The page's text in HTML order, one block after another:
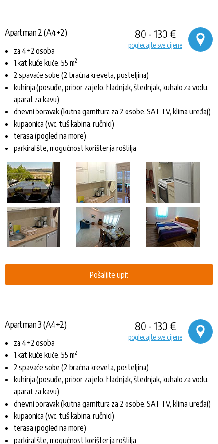
80 - 130 €
pogledajte sve cijene
Apartman 2 (A4+2)
za 4+2 osoba
1.kat kuće kuće, 55 m2
2 spavaće sobe (2 bračna kreveta, posteljina)
kuhinja (posuđe, pribor za jelo, hladnjak, štednjak, kuhalo za vodu,
aparat za kavu)
dnevni boravak (kutna garnitura za 2 osobe, SAT TV, klima uređaj)
kupaonica (wc, tuš kabina, ručnici)
terasa (pogled na more)
parkiralište, mogućnost korištenja roštilja
Pošaljite upit
80 - 130 €
pogledajte sve cijene
Apartman 3 (A4+2)
za 4+2 osoba
1.kat kuće kuće, 55 m2
2 spavaće sobe (2 bračna kreveta, posteljina)
kuhinja (posuđe, pribor za jelo, hladnjak, štednjak, kuhalo za vodu,
aparat za kavu)
dnevni boravak (kutna garnitura za 2 osobe, SAT TV, klima uređaj)
kupaonica (wc, tuš kabina, ručnici)
terasa (pogled na more)
parkiralište, mogućnost korištenja roštilja